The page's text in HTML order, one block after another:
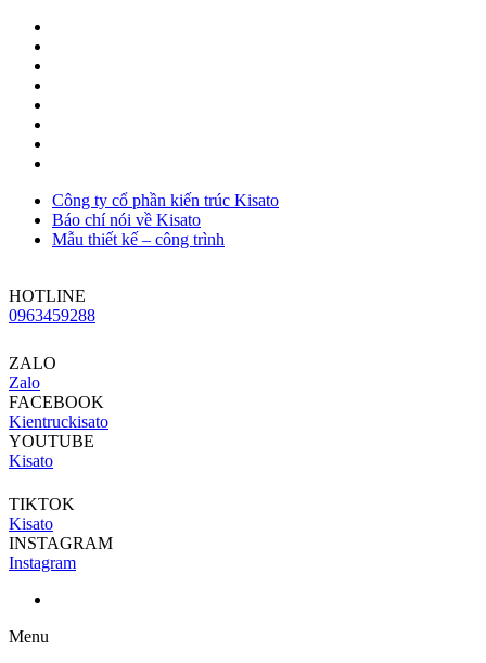
Công ty cổ phần kiến trúc Kisato
Báo chí nói về Kisato
Mẫu thiết kế – công trình
HOTLINE
0963459288
ZALO
Zalo
FACEBOOK
Kientruckisato
YOUTUBE
Kisato
TIKTOK
Kisato
INSTAGRAM
Instagram
Menu